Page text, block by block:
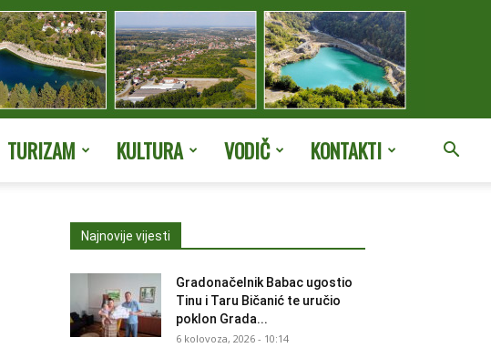
TURIZAM KULTURA VODIČ KONTAKTI
Najnovije vijesti
Gradonačelnik Babac ugostio
Tinu i Taru Bičanić te uručio
poklon Grada...
6 kolovoza, 2026 - 10:14